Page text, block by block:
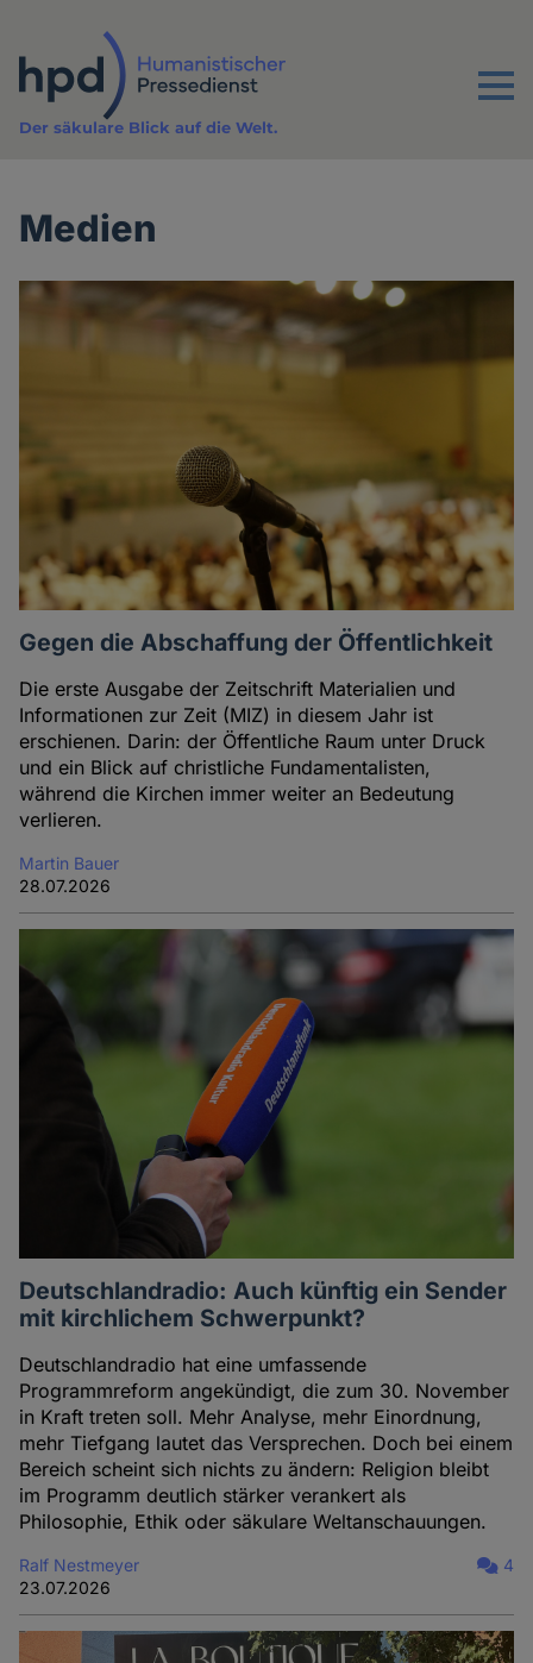
Inhalt
Menu
Der säkulare Blick auf die Welt.
Medien
Gegen die Abschaffung der Öffentlichkeit
Die erste Ausgabe der Zeitschrift Materialien und
Informationen zur Zeit (MIZ) in diesem Jahr ist
erschienen. Darin: der Öffentliche Raum unter Druck
und ein Blick auf christliche Fundamentalisten,
während die Kirchen immer weiter an Bedeutung
verlieren.
Martin Bauer
28.07.2026
Deutschlandradio: Auch künftig ein Sender
mit kirchlichem Schwerpunkt?
Deutschlandradio hat eine umfassende
Programmreform angekündigt, die zum 30. November
in Kraft treten soll. Mehr Analyse, mehr Einordnung,
mehr Tiefgang lautet das Versprechen. Doch bei einem
Bereich scheint sich nichts zu ändern: Religion bleibt
im Programm deutlich stärker verankert als
Philosophie, Ethik oder säkulare Weltanschauungen.
Ralf Nestmeyer
23.07.2026
4